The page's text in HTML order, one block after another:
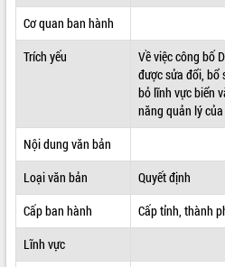
HỆ THỐNG VĂN BẢN
VĂN BẢN HĐND TỈNH
QUY HOẠCH - KẾ HOẠCH
Cơ quan ban hành
Trích yếu
Về việc công bố
được sửa đổi, bổ
bỏ lĩnh vực biển
năng quản lý
Nội dung văn bản
Loại văn bản
Quyết định
Cấp ban hành
Cấp tỉnh, thành
Lĩnh vực